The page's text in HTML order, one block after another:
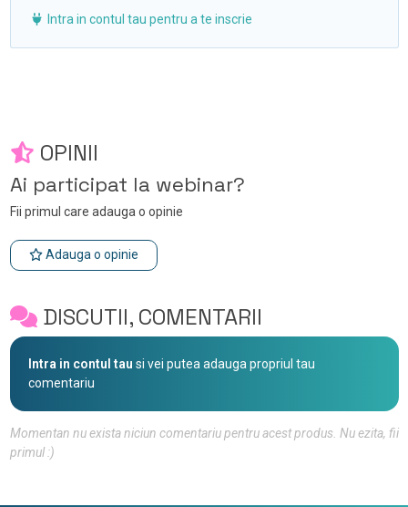
Intra in contul tau pentru a te inscrie
OPINII
Ai participat la webinar?
Fii primul care adauga o opinie
Adauga o opinie
DISCUTII, COMENTARII
Intra in contul tau si vei putea adauga propriul tau
comentariu
Momentan nu exista niciun comentariu pentru acest produs. Nu ezita, fii
primul :)